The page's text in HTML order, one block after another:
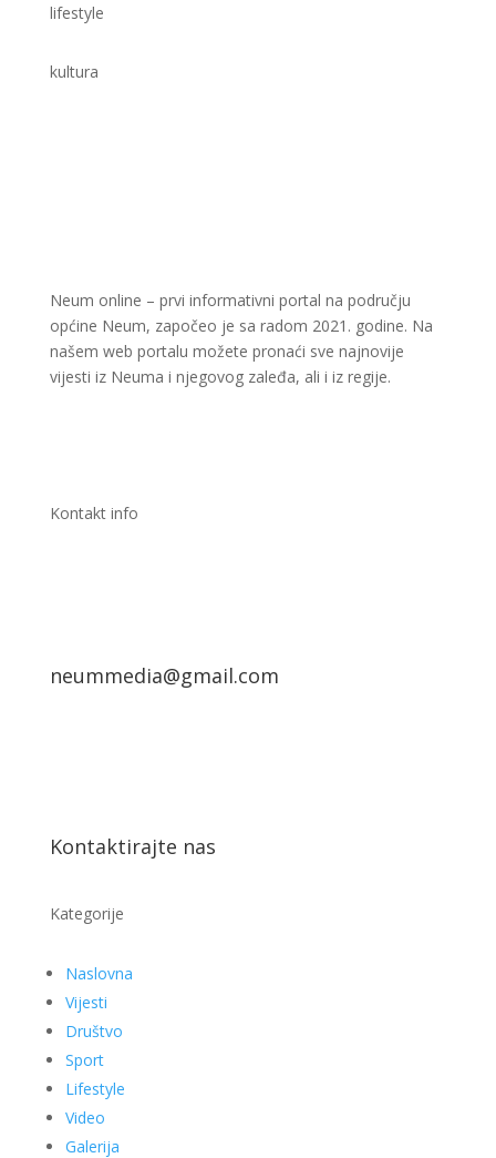
lifestyle
kultura
Neum online – prvi informativni portal na području
općine Neum, započeo je sa radom 2021. godine. Na
našem web portalu možete pronaći sve najnovije
vijesti iz Neuma i njegovog zaleđa, ali i iz regije.
Kontakt info
neummedia@gmail.com
Kontaktirajte nas
Kategorije
Naslovna
Vijesti
Društvo
Sport
Lifestyle
Video
Galerija